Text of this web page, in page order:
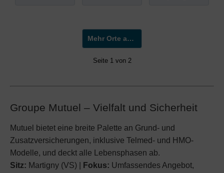
Mehr Orte anzeigen »
Seite 1 von 2
Groupe Mutuel – Vielfalt und Sicherheit
Mutuel bietet eine breite Palette an Grund- und
Zusatzversicherungen, inklusive Telmed- und HMO-
Modelle, und deckt alle Lebensphasen ab.
Sitz: Martigny (VS) | Fokus: Umfassendes Angebot,